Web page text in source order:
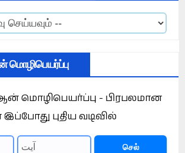
மொழிபெயர்ப்பு
மொழிபெயர்ப்பு - பிரபலமான
இப்போது புதிய வடிவில்
செல்